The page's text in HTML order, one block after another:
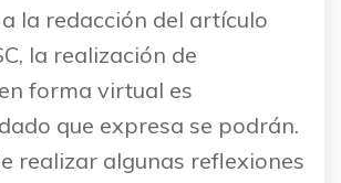
la redacción del artículo
la realización de
forma virtual es
que expresa se podrán.
realizar algunas reflexiones